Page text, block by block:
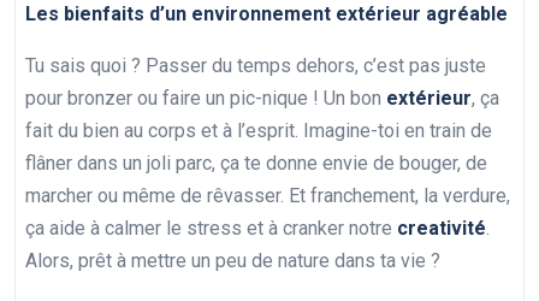
Les bienfaits d’un environnement extérieur agréable
Tu sais quoi ? Passer du temps dehors, c’est pas juste
pour bronzer ou faire un pic-nique ! Un bon extérieur, ça
fait du bien au corps et à l’esprit. Imagine-toi en train de
flâner dans un joli parc, ça te donne envie de bouger, de
marcher ou même de rêvasser. Et franchement, la verdure,
ça aide à calmer le stress et à cranker notre creativité.
Alors, prêt à mettre un peu de nature dans ta vie ?